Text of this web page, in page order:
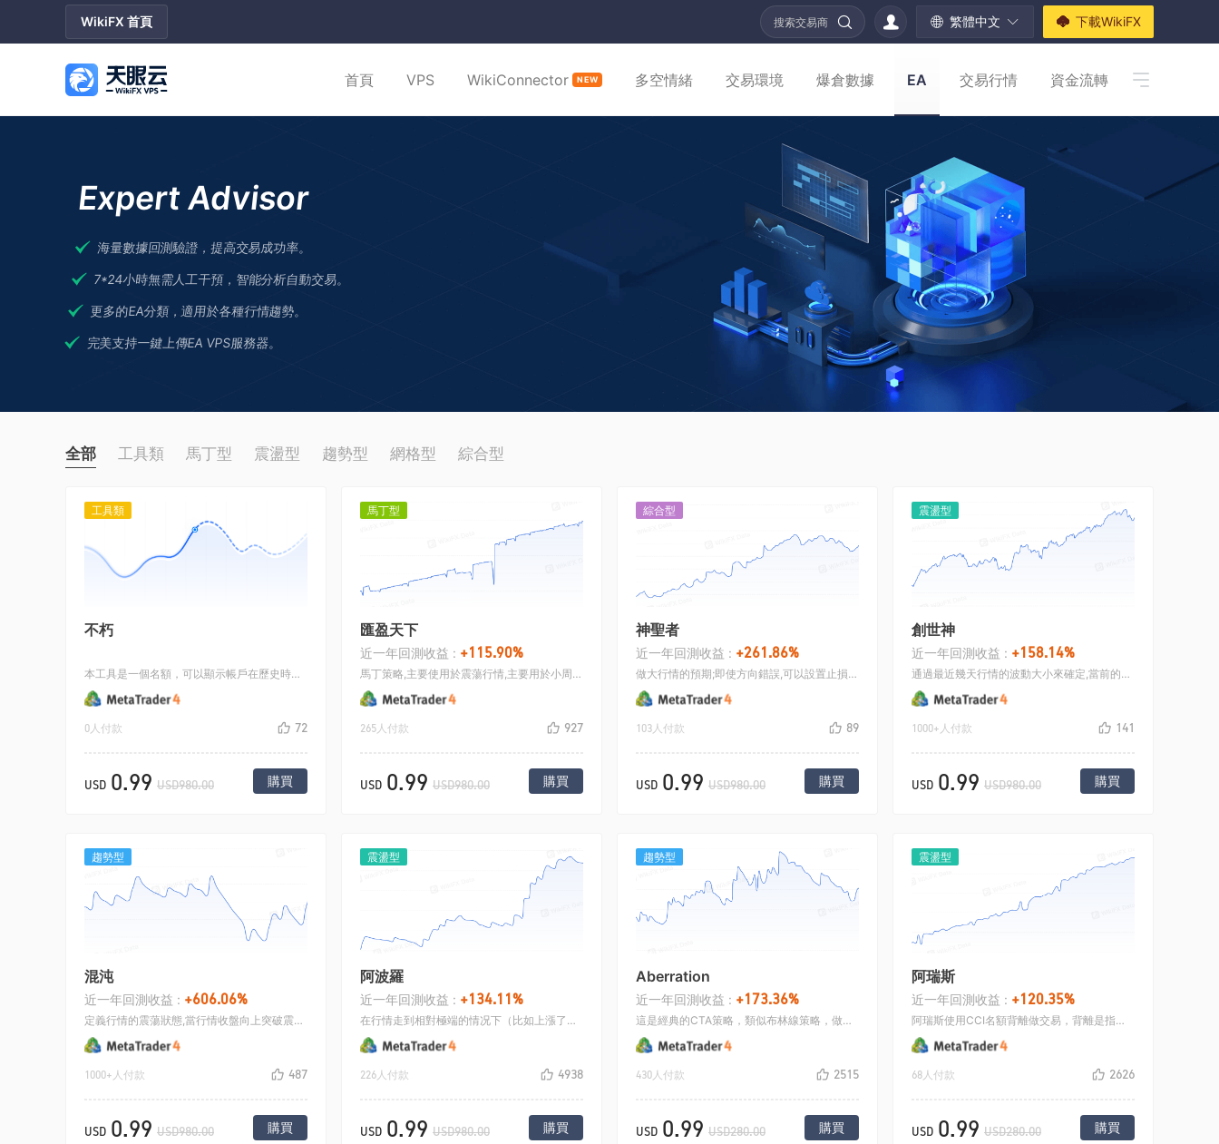
WikiFX 首頁 搜索交易商 繁體中文 下載WikiFX
首頁 VPS WikiConnector NEW 多空情緒 交易環境 爆倉數據 EA 交易行情 資金流轉
Expert Advisor
海量數據回測驗證，提高交易成功率。
7*24小時無需人工干預，智能分析自動交易。
更多的EA分類，適用於各種行情趨勢。
完美支持一鍵上傳EA VPS服務器。
全部 工具類 馬丁型 震盪型 趨勢型 網格型 綜合型
工具類
不朽
本工具是一個名額，可以顯示帳戶在歷史時間上淨值變化圖和所有歷史訂單的開平倉位置和連線圖
0人付款 72
USD 0.99 USD980.00 購買
馬丁型
匯盈天下
近一年回測收益 : +115.90%
馬丁策略,主要使用於震蕩行情,主要用於小周期小震蕩行情,不停的來回交易,積少成多.
265人付款 927
USD 0.99 USD980.00 購買
綜合型
神聖者
近一年回測收益 : +261.86%
做大行情的預期;即使方向錯誤,可以設置止損,在止損未達到之前也可以通過幾次加倉來解決開倉位置不精確的問題
103人付款 89
USD 0.99 USD980.00 購買
震盪型
創世神
近一年回測收益 : +158.14%
通過最近幾天行情的波動大小來確定,當前的行情波動區間,高位平多開空,低位平空開多,如此來回做震蕩
1000+人付款 141
USD 0.99 USD980.00 購買
趨勢型
混沌
近一年回測收益 : +606.06%
定義行情的震蕩狀態,當行情收盤向上突破震蕩行情的上軌，或者跌破震蕩行情下軌,都是一個比較好的關鍵交易點位,此時部分趨勢品種可以打出較好盈虧比的收益.
1000+人付款 487
USD 0.99 USD980.00 購買
震盪型
阿波羅
近一年回測收益 : +134.11%
在行情走到相對極端的情况下（比如上漲了一大段行情的情况下）， 由於市場是多空博弈性的，行情反轉，掉頭向下的概率是很大的，此策略會在這個時候去做空，往往是可以獲得較高的勝率和盈虧比.
226人付款 4938
USD 0.99 USD980.00 購買
趨勢型
Aberration
近一年回測收益 : +173.36%
這是經典的CTA策略，類似布林線策略，做趨勢行情，突破震盪區間買入，如果行情繼續走就一直持有，直到做多跌破布林線中線，或者做空收盤漲過布林線中軌才會平倉.
430人付款 2515
USD 0.99 USD280.00 購買
震盪型
阿瑞斯
近一年回測收益 : +120.35%
阿瑞斯使用CCI名額背離做交易，背離是指行情的數值創新低，名額的數值不創新低為出現在底部的底背離，或者行情的數值創新高，名額的數值不創新高為出現在頂部的頂背離，這就是所謂的背離，背離形成，是預估行情已經到極端情况即將走要反向走的時候，當行情在底部背離的時候做多， 行情在頂部背離的時候做空.
68人付款 2626
USD 0.99 USD280.00 購買